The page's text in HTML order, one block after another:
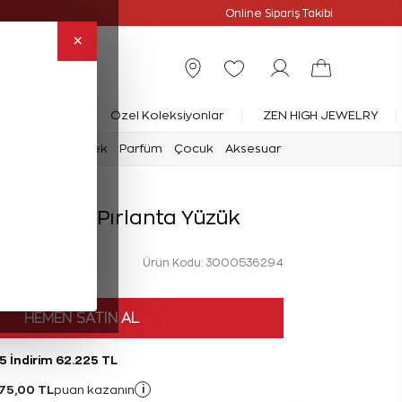
×
Online Sipariş Takibi
Yüzük Özel Koleksiyonlar ZEN HIGH JEWELRY
Erkek Parfüm Çocuk Aksesuar
Reina Pırlanta Yüzük
Ürün Kodu: 3000536294
HEMEN SATIN AL
İndirim 62.225 TL
TL puan kazanın i